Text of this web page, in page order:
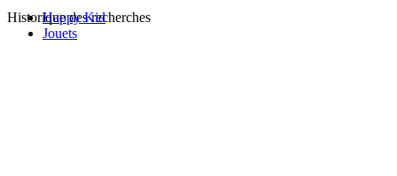
Historique des recherches
Happy Kid
Jouets